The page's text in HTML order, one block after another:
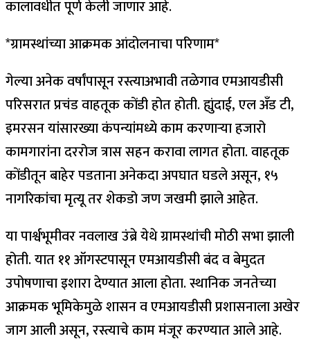
कालावधीत पूर्ण केली जाणार आहे.
*ग्रामस्थांच्या आक्रमक आंदोलनाचा परिणाम*
गेल्या अनेक वर्षांपासून रस्त्याअभावी तळेगाव एमआयडीसी
परिसरात प्रचंड वाहतूक कोंडी होत होती. ह्युंदाई, एल अँड टी,
इमरसन यांसारख्या कंपन्यांमध्ये काम करणाऱ्या हजारो
कामगारांना दररोज त्रास सहन करावा लागत होता. वाहतूक
कोंडीतून बाहेर पडताना अनेकदा अपघात घडले असून, १५
नागरिकांचा मृत्यू तर शेकडो जण जखमी झाले आहेत.
या पार्श्वभूमीवर नवलाख उंब्रे येथे ग्रामस्थांची मोठी सभा झाली
होती. यात ११ ऑगस्टपासून एमआयडीसी बंद व बेमुदत
उपोषणाचा इशारा देण्यात आला होता. स्थानिक जनतेच्या
आक्रमक भूमिकेमुळे शासन व एमआयडीसी प्रशासनाला अखेर
जाग आली असून, रस्त्याचे काम मंजूर करण्यात आले आहे.